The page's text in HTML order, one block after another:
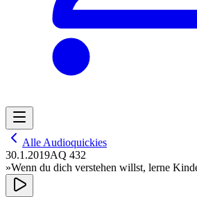
Alle Audioquickies
30.1.2019AQ 432
»Wenn du dich verstehen willst, lerne